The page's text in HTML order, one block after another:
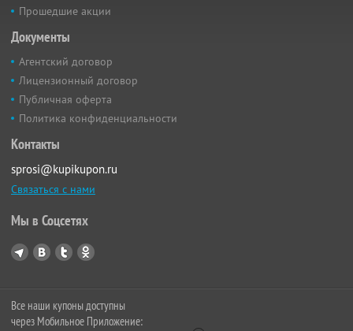
Прошедшие акции
Документы
Агентский договор
Лицензионный договор
Публичная оферта
Политика конфиденциальности
Контакты
sprosi@kupikupon.ru
Связаться с нами
Мы в Соцсетях
Все наши купоны доступны
через Мобильное Приложение: